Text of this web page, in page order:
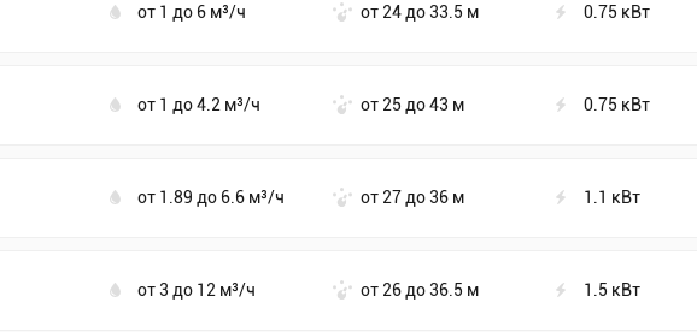
от 1 до 6 м³/ч от 24 до 33.5 м 0.75 кВт
от 1 до 4.2 м³/ч от 25 до 43 м 0.75 кВт
от 1.89 до 6.6 м³/ч от 27 до 36 м 1.1 кВт
от 3 до 12 м³/ч от 26 до 36.5 м 1.5 кВт